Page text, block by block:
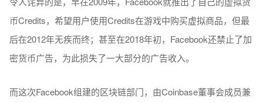
币Credits，希望用户使用Credits在游戏中购买虚拟商品，但最
后在2012年无疾而终；甚至在2018年初，Facebook还禁止了加
密货币广告，为此损失了一大部分的广告收入。
而这次Facebook组建的区块链部门，由Coinbase董事会成员兼